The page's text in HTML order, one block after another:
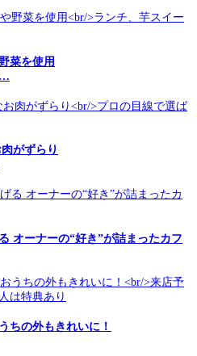
菜を使用
…
がずらり
オーナーの“好き”が詰まったカフ
ちの外もきれいに！